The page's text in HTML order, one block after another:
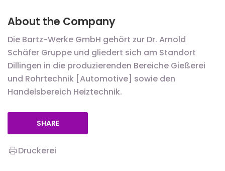
About the Company
Die Bartz-Werke GmbH gehört zur Dr. Arnold
Schäfer Gruppe und gliedert sich am Standort
Dillingen in die produzierenden Bereiche Gießerei
und Rohrtechnik [Automotive] sowie den
Handelsbereich Heiztechnik.
SHARE
Druckerei